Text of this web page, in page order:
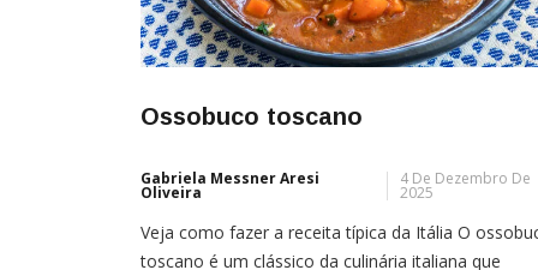
Ossobuco toscano
Gabriela Messner Aresi
Oliveira
4 De Dezembro De
2025
Veja como fazer a receita típica da Itália O
toscano é um clássico da culinária italiana que